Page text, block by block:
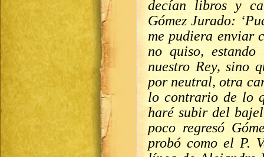
decían libros y
Gómez Jurado:
me pudiera enviar
no quiso,
nuestro Rey, sino
por neutral, otra
lo contrario de lo
haré subir del
poco regresó
probó como el P.